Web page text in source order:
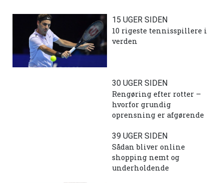
15 UGER SIDEN
10 rigeste tennisspillere i
verden
30 UGER SIDEN
Rengøring efter rotter –
hvorfor grundig
oprensning er afgørende
39 UGER SIDEN
Sådan bliver online
shopping nemt og
underholdende